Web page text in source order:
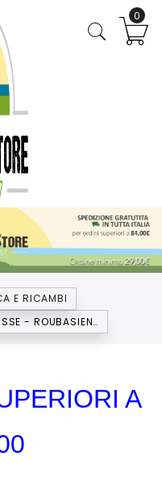
E RICAMBI
CANNE FISSE - ROUBASIENNE
A